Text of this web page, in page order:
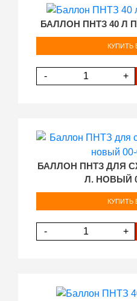
БАЛЛОН ПНТЗ 40 Л
КУПИТЬ
- +
БАЛЛОН ПНТЗ ДЛЯ
Л. НОВЫЙ
КУПИТЬ
- +